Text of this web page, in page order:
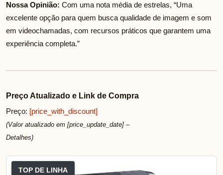
Nossa Opinião: Com uma nota média de estrelas, “Uma
excelente opção para quem busca qualidade de imagem e som
em videochamadas, com recursos práticos que garantem uma
experiência completa.”
Preço Atualizado e Link de Compra
Preço: [price_with_discount]
(Valor atualizado em [price_update_date] –
Detalhes)
TOP DE LINHA